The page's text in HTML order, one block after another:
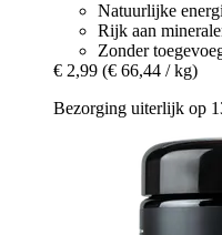
Natuurlijke
Rijk aan
Zonder
€ 2,99 (€ 66,44 / kg)
Bezorging uiterlijk op